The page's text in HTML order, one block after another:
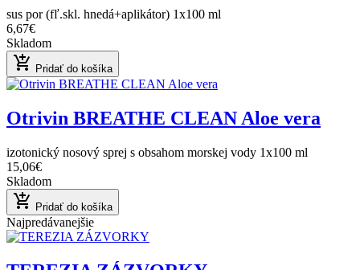
sus por (fľ.skl. hnedá+aplikátor) 1x100 ml
6,67€
Skladom
add_shopping_cart Pridať do košíka
Otrivin BREATHE CLEAN Aloe vera
izotonický nosový sprej s obsahom morskej vody 1x100 ml
15,06€
Skladom
add_shopping_cart Pridať do košíka
Najpredávanejšie